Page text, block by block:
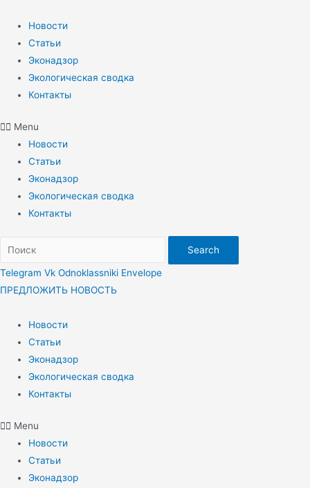
содержимому
Новости
Статьи
Эконадзор
Экологическая сводка
Контакты
Menu
Новости
Статьи
Эконадзор
Экологическая сводка
Контакты
Search
Telegram Vk Odnoklassniki Envelope
ПРЕДЛОЖИТЬ НОВОСТЬ
Новости
Статьи
Эконадзор
Экологическая сводка
Контакты
Menu
Новости
Статьи
Эконадзор